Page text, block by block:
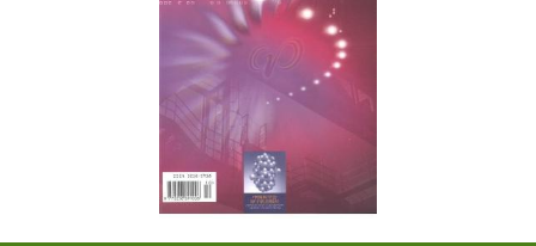
国内统一刊号： 11-1861/TL
国际标准刊号： 0258-0918
国内邮发代号： 82-603
出版日期： 季末月10日